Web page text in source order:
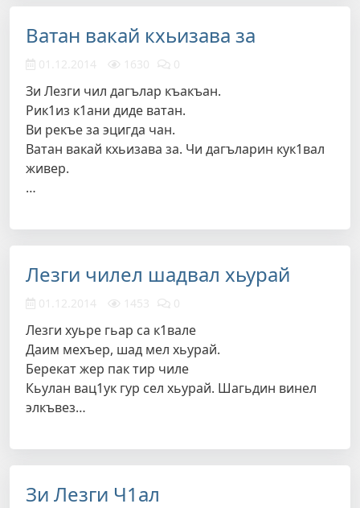
Ватан вакай кхьизава за
01.12.2014 1630 0
Зи Лезги чил дагълар къакъан.
Рик1из к1ани диде ватан.
Ви рекъе за эцигда чан.
Ватан вакай кхьизава за. Чи дагъларин кук1вал
живер.
…
Лезги чилел шадвал хьурай
01.12.2014 1453 0
Лезги хуьре гьар са к1вале
Даим мехъер, шад мел хьурай.
Берекат жер пак тир чиле
Кьулан вац1ук гур сел хьурай. Шагьдин винел
элкъвез…
Зи Лезги Ч1ал